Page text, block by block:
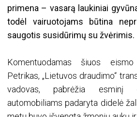
primena – vasarą laukiniai
todėl vairuotojams būtina
saugotis susidūrimų su žvėrimis.
Komentuodamas šiuos
Petrikas, „Lietuvos draudimo“
vadovas, pabrėžia
automobiliams padaryta didelė